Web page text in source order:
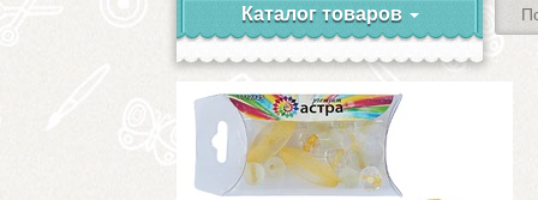
Каталог товаров